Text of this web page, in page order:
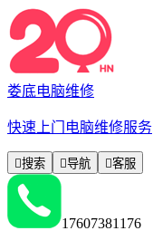
娄底电脑维修
快速上门电脑维修服务
搜索 导航 客服
17607381176